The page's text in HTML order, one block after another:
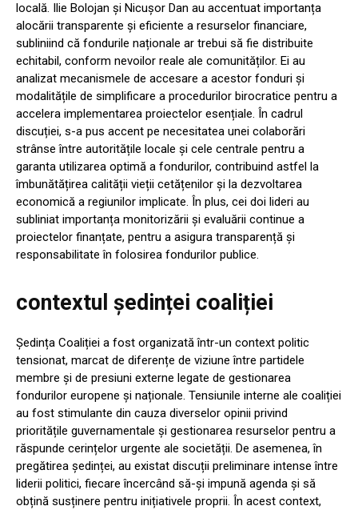
locală. Ilie Bolojan și Nicușor Dan au accentuat importanța
alocării transparente și eficiente a resurselor financiare,
subliniind că fondurile naționale ar trebui să fie distribuite
echitabil, conform nevoilor reale ale comunităților. Ei au
analizat mecanismele de accesare a acestor fonduri și
modalitățile de simplificare a procedurilor birocratice pentru a
accelera implementarea proiectelor esențiale. În cadrul
discuției, s-a pus accent pe necesitatea unei colaborări
strânse între autoritățile locale și cele centrale pentru a
garanta utilizarea optimă a fondurilor, contribuind astfel la
îmbunătățirea calității vieții cetățenilor și la dezvoltarea
economică a regiunilor implicate. În plus, cei doi lideri au
subliniat importanța monitorizării și evaluării continue a
proiectelor finanțate, pentru a asigura transparență și
responsabilitate în folosirea fondurilor publice.
contextul ședinței coaliției
Ședința Coaliției a fost organizată într-un context politic
tensionat, marcat de diferențe de viziune între partidele
membre și de presiuni externe legate de gestionarea
fondurilor europene și naționale. Tensiunile interne ale coaliției
au fost stimulante din cauza diverselor opinii privind
prioritățile guvernamentale și gestionarea resurselor pentru a
răspunde cerințelor urgente ale societății. De asemenea, în
pregătirea ședinței, au existat discuții preliminare intense între
liderii politici, fiecare încercând să-și impună agenda și să
obțină susținere pentru inițiativele proprii. În acest context,